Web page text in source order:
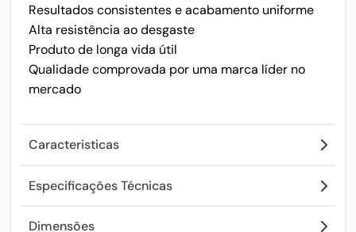
Resultados consistentes e acabamento uniforme
Alta resistência ao desgaste
Produto de longa vida útil
Qualidade comprovada por uma marca líder no
mercado
Caracteristicas
Especificações Técnicas
Dimensões